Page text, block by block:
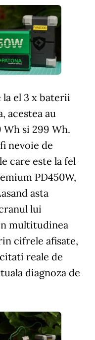
el 3 x baterii
acestea au
si 299 Wh.
nevoie de
care este la fel
PD450W,
asta
lui
multitudinea
cifrele afisate,
reale de
diagnoza de